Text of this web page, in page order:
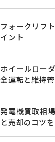
フォークリフ
イント
ホイールロー
全運転と維持
発電機買取相
と売却のコツ